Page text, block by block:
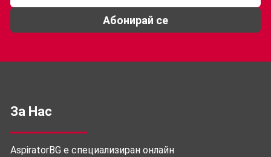
Абонирай се
За Нас
AspiratorBG е специализиран онлайн